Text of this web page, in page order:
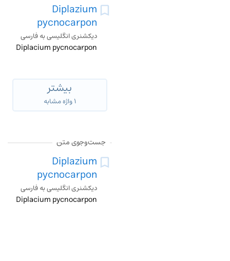
Diplazium
pycnocarpon
دیکشنری انگلیسی به فارسی
Diplacium pycnocarpon
بیشتر
۱ واژه مشابه
جست‌وجوی متن
Diplazium
pycnocarpon
دیکشنری انگلیسی به فارسی
Diplacium pycnocarpon